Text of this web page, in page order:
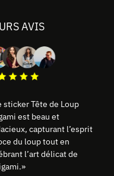
AVIS
sticker Tête de Loup
est beau et
capturant l’esprit
du loup tout en
l’art délicat de